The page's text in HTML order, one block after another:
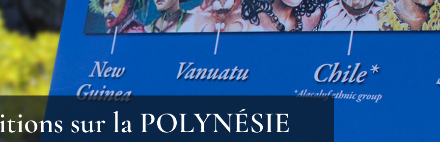
sur la POLYNÉSIE